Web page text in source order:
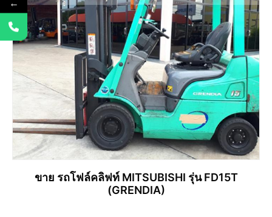
ขาย รถโฟล์คลิฟท์ MITSUBISHI รุ่น FD15T
(GRENDIA)
←